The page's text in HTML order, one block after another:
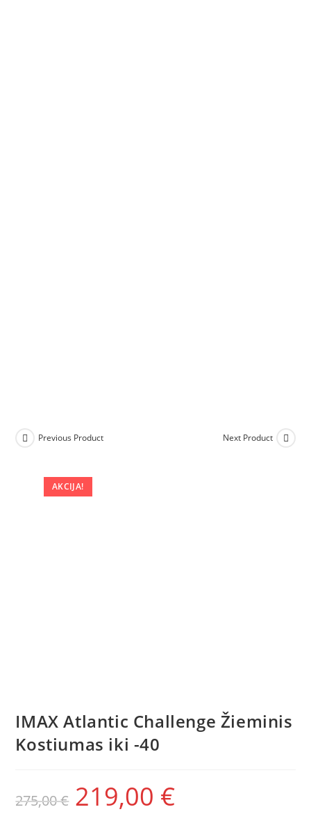
AKCIJA!
Previous Product Next Product
IMAX Atlantic Challenge Žieminis
Kostiumas iki -40
275,00€ 219,00 €